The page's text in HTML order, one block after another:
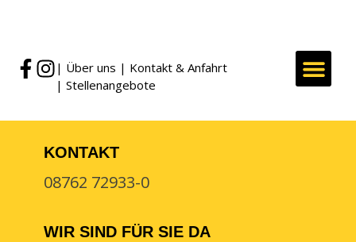
| Über uns | Kontakt & Anfahrt
| Stellenangebote
KONTAKT
08762 72933-0
WIR SIND FÜR SIE DA